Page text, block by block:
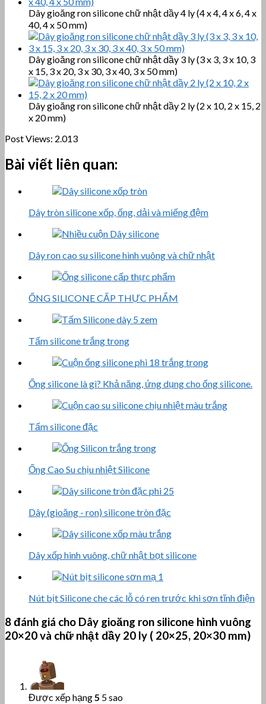
Dây gioăng ron silicone chữ nhật dầy 4 ly (4 x 4, 4 x 6, 4 x
40, 4 x 50 mm)
Dây gioăng ron silicone chữ nhật dầy 3 ly (3 x 3, 3 x 10, 3
x 15, 3 x 20, 3 x 30, 3 x 40, 3 x 50 mm)
Dây gioăng ron silicone chữ nhật dầy 2 ly (2 x 10, 2 x 15, 2
x 20 mm)
Post Views: 2.013
Bài viết liên quan:
Dây tròn silicone xốp, ống, dải và miếng đệm
Dây ron cao su silicone hình vuông và chữ nhật
ỐNG SILICONE CẤP THỰC PHẨM
Tấm silicone trắng trong
Ống silicone là gì? Khả năng, ứng dụng cho ống silicone.
Tấm silicone đặc
Ống Cao Su chịu nhiệt Silicone
Dây (gioăng - ron) silicone tròn đặc
Dây xốp hình vuông, chữ nhật bọt silicone
Nút bịt Silicone che các lỗ có ren trước khi sơn tĩnh điện
8 đánh giá cho Dây gioăng ron silicone hình vuông
20×20 và chữ nhật dầy 20 ly ( 20×25, 20×30 mm)
Được xếp hạng 5 5 sao